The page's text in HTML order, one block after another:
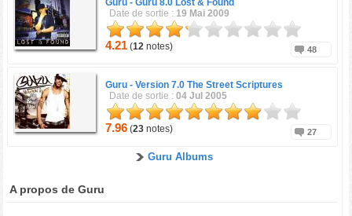
Guru -Guru 8.0 Lost & Found
Date de sortie : 19 Mai 2009
4.21 (12 notes) 48
Guru -Version 7.0 The Street Scriptures
Date de sortie :04 Jul 2005
7.96 (23 notes) 27
Guru Albums
A propos de Guru